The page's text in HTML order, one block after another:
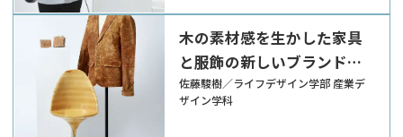
木の素材感を生かした家具
と服飾の新しいブランドの
提案
佐藤駿樹／ライフデザイン学部 産業デ
ザイン学科